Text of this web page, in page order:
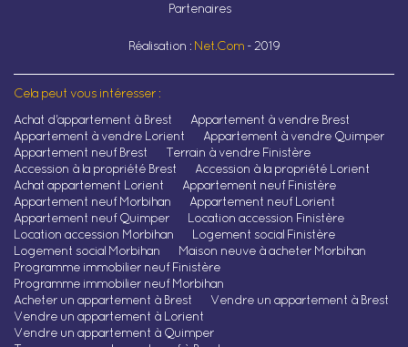
Partenaires
Réalisation : Net.Com - 2019
Cela peut vous intéresser :
Achat d'appartement à Brest
Appartement à vendre Brest
Appartement à vendre Lorient
Appartement à vendre Quimper
Appartement neuf Brest
Terrain à vendre Finistère
Accession à la propriété Brest
Accession à la propriété Lorient
Achat appartement Lorient
Appartement neuf Finistère
Appartement neuf Morbihan
Appartement neuf Lorient
Appartement neuf Quimper
Location accession Finistère
Location accession Morbihan
Logement social Finistère
Logement social Morbihan
Maison neuve à acheter Morbihan
Programme immobilier neuf Finistère
Programme immobilier neuf Morbihan
Acheter un appartement à Brest
Vendre un appartement à Brest
Vendre un appartement à Lorient
Vendre un appartement à Quimper